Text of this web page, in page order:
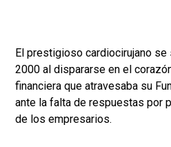
El prestigioso cardiocirujano
2000 al dispararse en el
financiera que atravesaba su
ante la falta de respuestas por
de los empresarios.